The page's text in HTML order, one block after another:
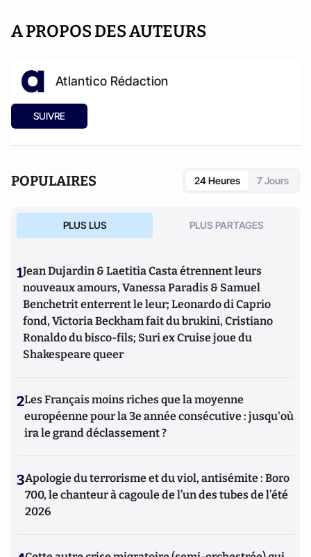
A PROPOS DES AUTEURS
Atlantico Rédaction
SUIVRE
POPULAIRES 24 Heures 7 Jours
PLUS LUS PLUS PARTAGES
1Jean Dujardin & Laetitia Casta étrennent leurs
nouveaux amours, Vanessa Paradis & Samuel
Benchetrit enterrent le leur; Leonardo di Caprio
fond, Victoria Beckham fait du brukini, Cristiano
Ronaldo du bisco-fils; Suri ex Cruise joue du
Shakespeare queer
2Les Français moins riches que la moyenne
européenne pour la 3e année consécutive : jusqu'où
ira le grand déclassement ?
3Apologie du terrorisme et du viol, antisémite : Boro
700, le chanteur à cagoule de l’un des tubes de l’été
2026